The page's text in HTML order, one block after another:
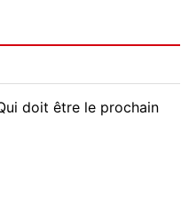
doit être le prochain